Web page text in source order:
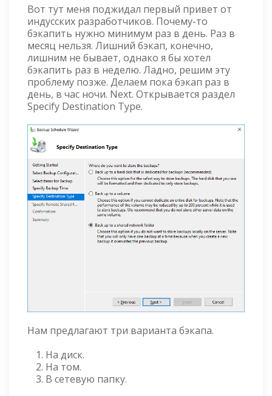
Вот тут меня поджидал первый привет от
индусских разработчиков. Почему-то
бэкапить нужно минимум раз в день. Раз в
месяц нельзя. Лишний бэкап, конечно,
лишним не бывает, однако я бы хотел
бэкапить раз в неделю. Ладно, решим эту
проблему позже. Делаем пока бэкап раз в
день, в час ночи. Next. Открывается раздел
Specify Destination Type.
Нам предлагают три варианта бэкапа.
На диск.
На том.
В сетевую папку.